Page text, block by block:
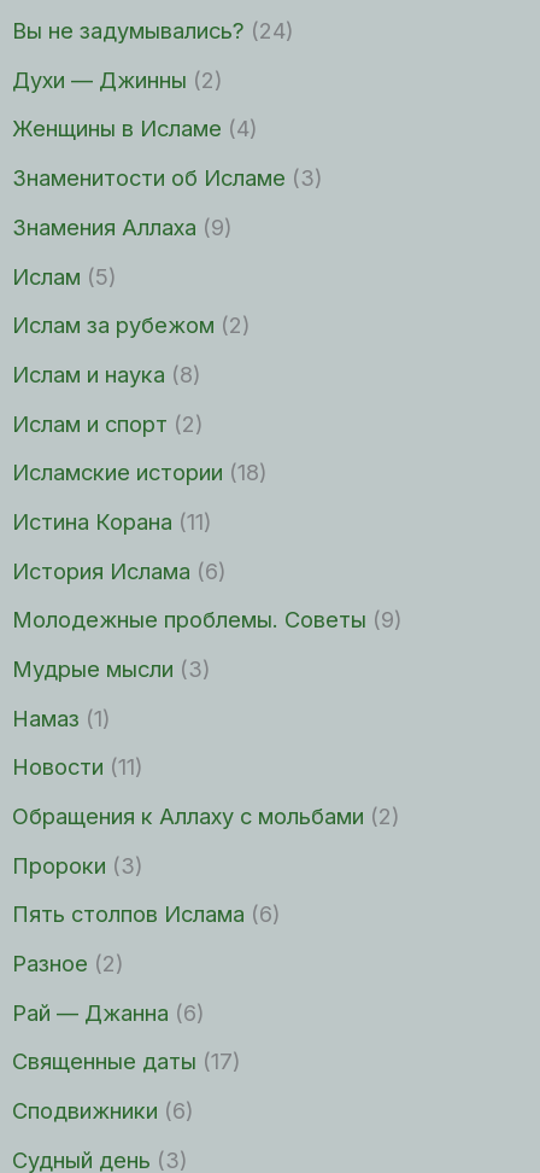
Вы не задумывались? (24)
Духи — Джинны (2)
Женщины в Исламе (4)
Знаменитости об Исламе (3)
Знамения Аллаха (9)
Ислам (5)
Ислам за рубежом (2)
Ислам и наука (8)
Ислам и спорт (2)
Исламские истории (18)
Истина Корана (11)
История Ислама (6)
Молодежные проблемы. Советы (9)
Мудрые мысли (3)
Намаз (1)
Новости (11)
Обращения к Аллаху с мольбами (2)
Пророки (3)
Пять столпов Ислама (6)
Разное (2)
Рай — Джанна (6)
Священные даты (17)
Сподвижники (6)
Судный день (3)